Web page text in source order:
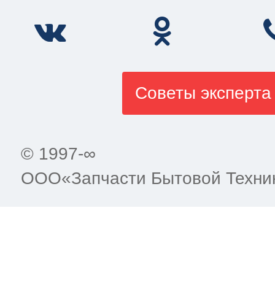
Советы
© 1997-∞
ООО«Запчасти Бытовой